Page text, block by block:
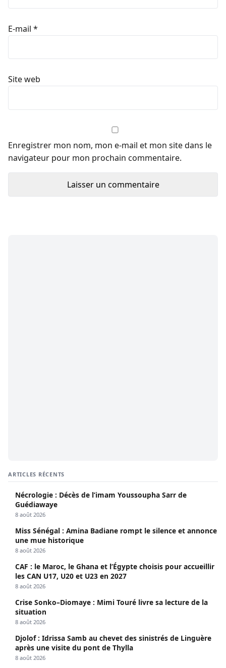
E-mail *
Site web
Enregistrer mon nom, mon e-mail et mon site dans le
navigateur pour mon prochain commentaire.
ARTICLES RÉCENTS
Nécrologie : Décès de l’imam Youssoupha Sarr de
Guédiawaye
8 août 2026
Miss Sénégal : Amina Badiane rompt le silence et annonce
une mue historique
8 août 2026
CAF : le Maroc, le Ghana et l’Égypte choisis pour accueillir
les CAN U17, U20 et U23 en 2027
8 août 2026
Crise Sonko–Diomaye : Mimi Touré livre sa lecture de la
situation
8 août 2026
Djolof : Idrissa Samb au chevet des sinistrés de Linguère
après une visite du pont de Thylla
8 août 2026